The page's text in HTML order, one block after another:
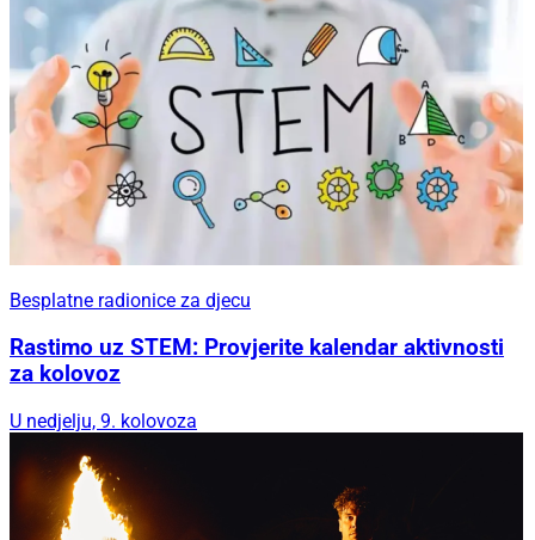
Besplatne radionice za djecu
Rastimo uz STEM: Provjerite kalendar aktivnosti
za kolovoz
U nedjelju, 9. kolovoza